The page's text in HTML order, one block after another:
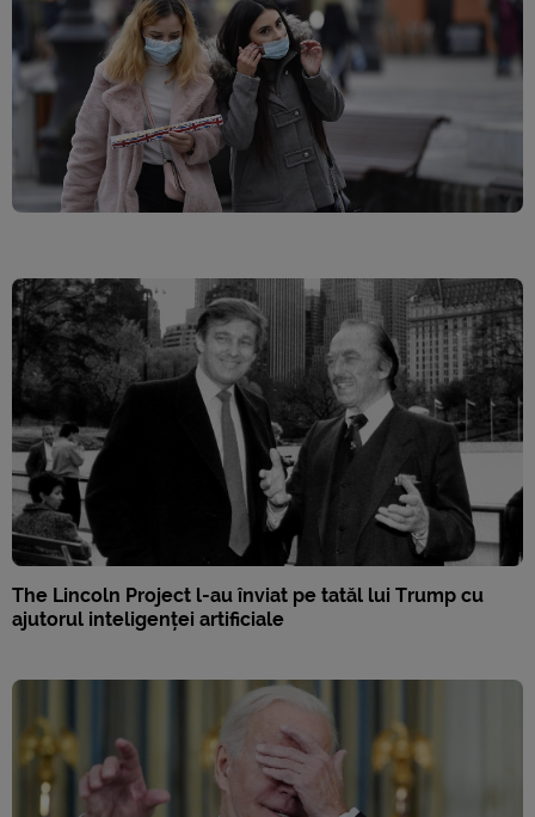
The Lincoln Project l-au înviat pe tatăl lui Trump cu
ajutorul inteligenței artificiale